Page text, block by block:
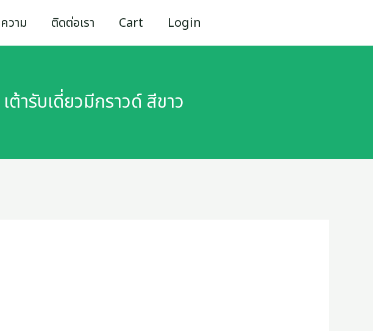
วาม ติดต่อเรา Cart Login
ารับเดี่ยวมีกราวด์ สีขาว